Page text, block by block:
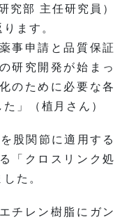
究部 主任研究員）
ます。
事申請と品質保証
研究開発が始まっ
のために必要な各
」（植月さん）
股関節に適用する
「クロスリンク処
た。
チレン樹脂にガン